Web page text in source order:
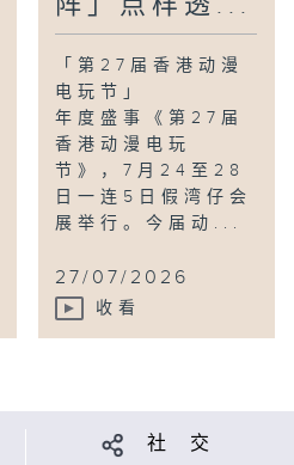
「第27届香港动漫
电玩节」
年度盛事《第27届
香港动漫电玩
节》，7月24至28
日一连5日假湾仔会
展举行。今届动...
27/07/2026
收看
社 交